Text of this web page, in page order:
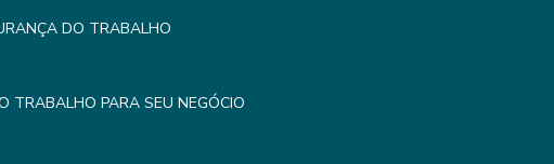
DO TRABALHO
TRABALHO PARA SEU NEGÓCIO